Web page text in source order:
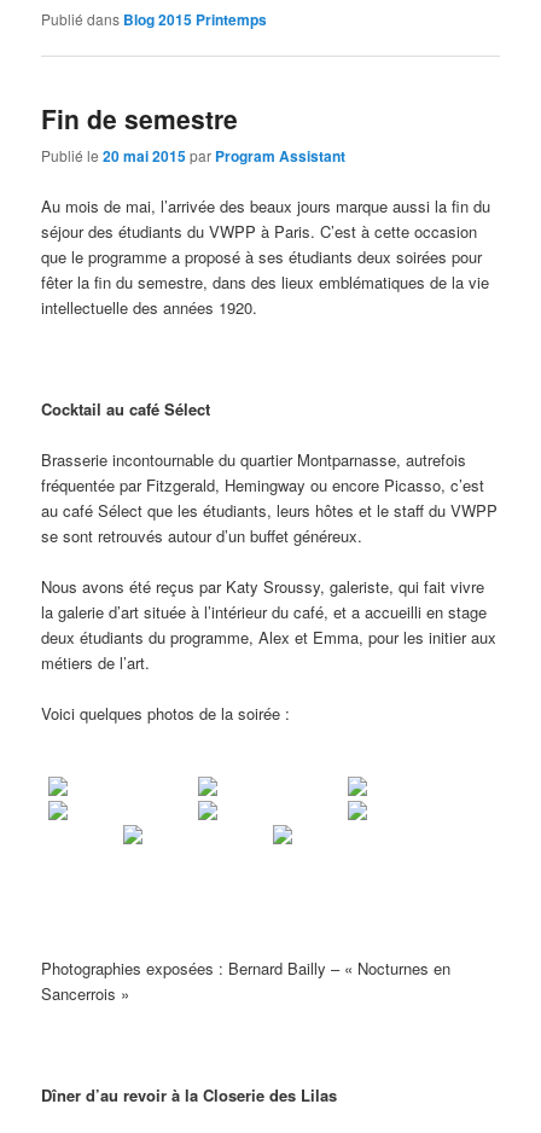
Publié dans Blog 2015 Printemps
Fin de semestre
Publié le20 mai 2015par Program Assistant
Au mois de mai, l’arrivée des beaux jours marque aussi la fin du
séjour des étudiants du VWPP à Paris. C’est à cette occasion
que le programme a proposé à ses étudiants deux soirées pour
fêter la fin du semestre, dans des lieux emblématiques de la vie
intellectuelle des années 1920.
Cocktail au café Sélect
Brasserie incontournable du quartier Montparnasse, autrefois
fréquentée par Fitzgerald, Hemingway ou encore Picasso, c’est
au café Sélect que les étudiants, leurs hôtes et le staff du VWPP
se sont retrouvés autour d’un buffet généreux.
Nous avons été reçus par Katy Sroussy, galeriste, qui fait vivre
la galerie d’art située à l’intérieur du café, et a accueilli en stage
deux étudiants du programme, Alex et Emma, pour les initier aux
métiers de l’art.
Voici quelques photos de la soirée :
Photographies exposées : Bernard Bailly – « Nocturnes en
Sancerrois »
Dîner d’au revoir à la Closerie des Lilas